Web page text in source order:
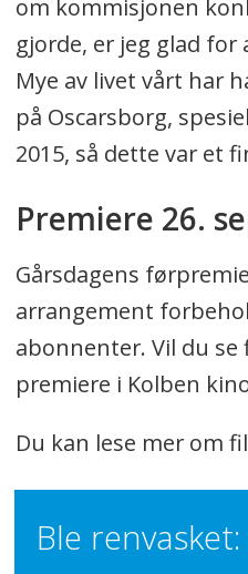
om kommisjonen
gjorde, er jeg glad for
Mye av livet vårt har
på Oscarsborg,
2015, så dette var et
Premiere 26.
Gårsdagens
arrangement
abonnenter. Vil du se
premiere i Kolben
Du kan lese mer om
Ble renvasket: